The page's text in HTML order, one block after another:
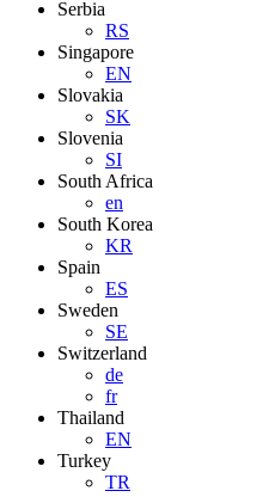
Serbia
RS
Singapore
EN
Slovakia
SK
Slovenia
SI
South Africa
en
South Korea
KR
Spain
ES
Sweden
SE
Switzerland
de
fr
Thailand
EN
Turkey
TR